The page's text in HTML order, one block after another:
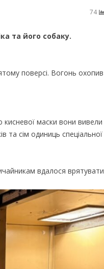
74
та його собаку.
поверсі. Вогонь охопив
маски вони вивели
та сім одиниць спеціальної
вдалося врятувати